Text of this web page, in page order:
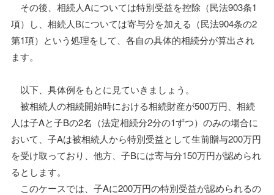
その後、相続人Aについては特別受益を控除（民法903条1
項）し、相続人Bについては寄与分を加える（民法904条の2
第1項）という処理をして、各自の具体的相続分が算出され
ます。
以下、具体例をもとに見ていきましょう。
被相続人の相続開始時における相続財産が500万円、相続
人は子Aと子Bの2名（法定相続分2分の1ずつ）のみの場合に
おいて、子Aは被相続人から特別受益として生前贈与200万円
を受け取っており、他方、子Bには寄与分150万円が認められ
るとします。
このケースでは、子Aに200万円の特別受益が認められるの